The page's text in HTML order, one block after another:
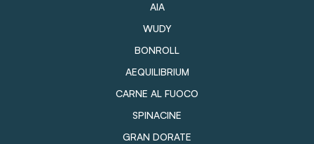
AIA
WUDY
BONROLL
AEQUILIBRIUM
CARNE AL FUOCO
SPINACINE
GRAN DORATE